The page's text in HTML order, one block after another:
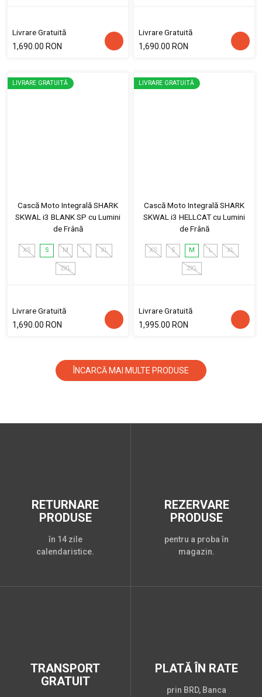
Livrare Gratuită
1,690.00 RON
Livrare Gratuită
1,690.00 RON
LIVRARE GRATUITĂ
Cască Moto Integrală SHARK
SKWAL i3 BLANK SP cu Lumini
de Frână
XS S M L XL
2XL
Livrare Gratuită
1,690.00 RON
LIVRARE GRATUITĂ
Cască Moto Integrală SHARK
SKWAL i3 HELLCAT cu Lumini
de Frână
XS S M L XL
2XL
Livrare Gratuită
1,995.00 RON
ÎNCARCĂ MAI MULTE PRODUSE
RETURNARE
PRODUSE
în 14 zile
calendaristice.
REZERVARE
PRODUSE
pentru a proba în
magazin.
TRANSPORT
GRATUIT
PLATĂ ÎN RATE
prin BRD, Banca